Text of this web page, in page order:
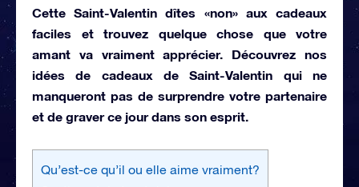
Cette Saint-Valentin dîtes «non» aux cadeaux
faciles et trouvez quelque chose que votre
amant va vraiment apprécier. Découvrez nos
idées de cadeaux de Saint-Valentin qui ne
manqueront pas de surprendre votre partenaire
et de graver ce jour dans son esprit.
Qu’est-ce qu’il ou elle aime vraiment?